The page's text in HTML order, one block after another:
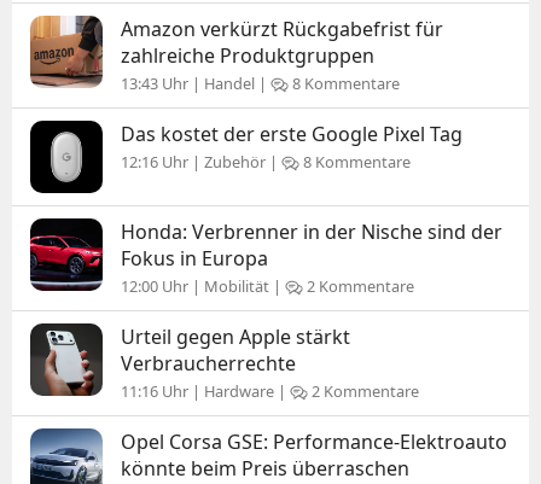
Amazon verkürzt Rückgabefrist für
zahlreiche Produktgruppen
13:43 Uhr | Handel | 8 Kommentare
Das kostet der erste Google Pixel Tag
12:16 Uhr | Zubehör | 8 Kommentare
Honda: Verbrenner in der Nische sind der
Fokus in Europa
12:00 Uhr | Mobilität | 2 Kommentare
Urteil gegen Apple stärkt
Verbraucherrechte
11:16 Uhr | Hardware | 2 Kommentare
Opel Corsa GSE: Performance-Elektroauto
könnte beim Preis überraschen